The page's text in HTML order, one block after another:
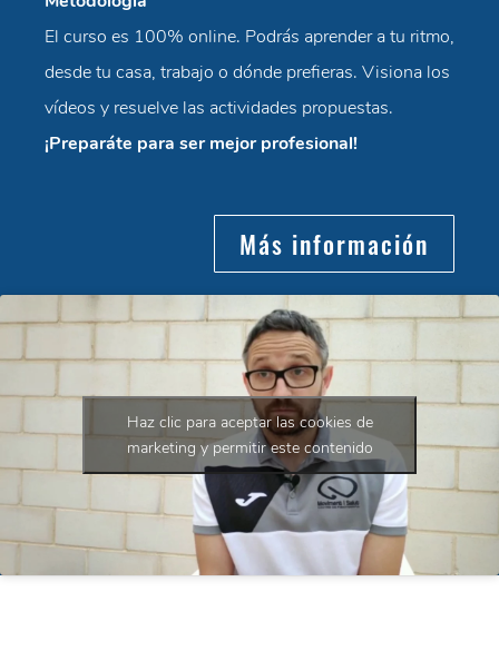
El curso es 100% online. Podrás aprender a tu ritmo,
desde tu casa, trabajo o dónde prefieras. Visiona los
vídeos y resuelve las actividades propuestas.
¡Preparáte para ser mejor profesional!
Más información
Haz clic para aceptar las cookies de
marketing y permitir este contenido